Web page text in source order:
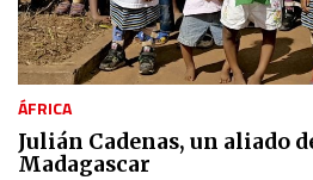
ÁFRICA
Julián Cadenas, un aliado
Madagascar